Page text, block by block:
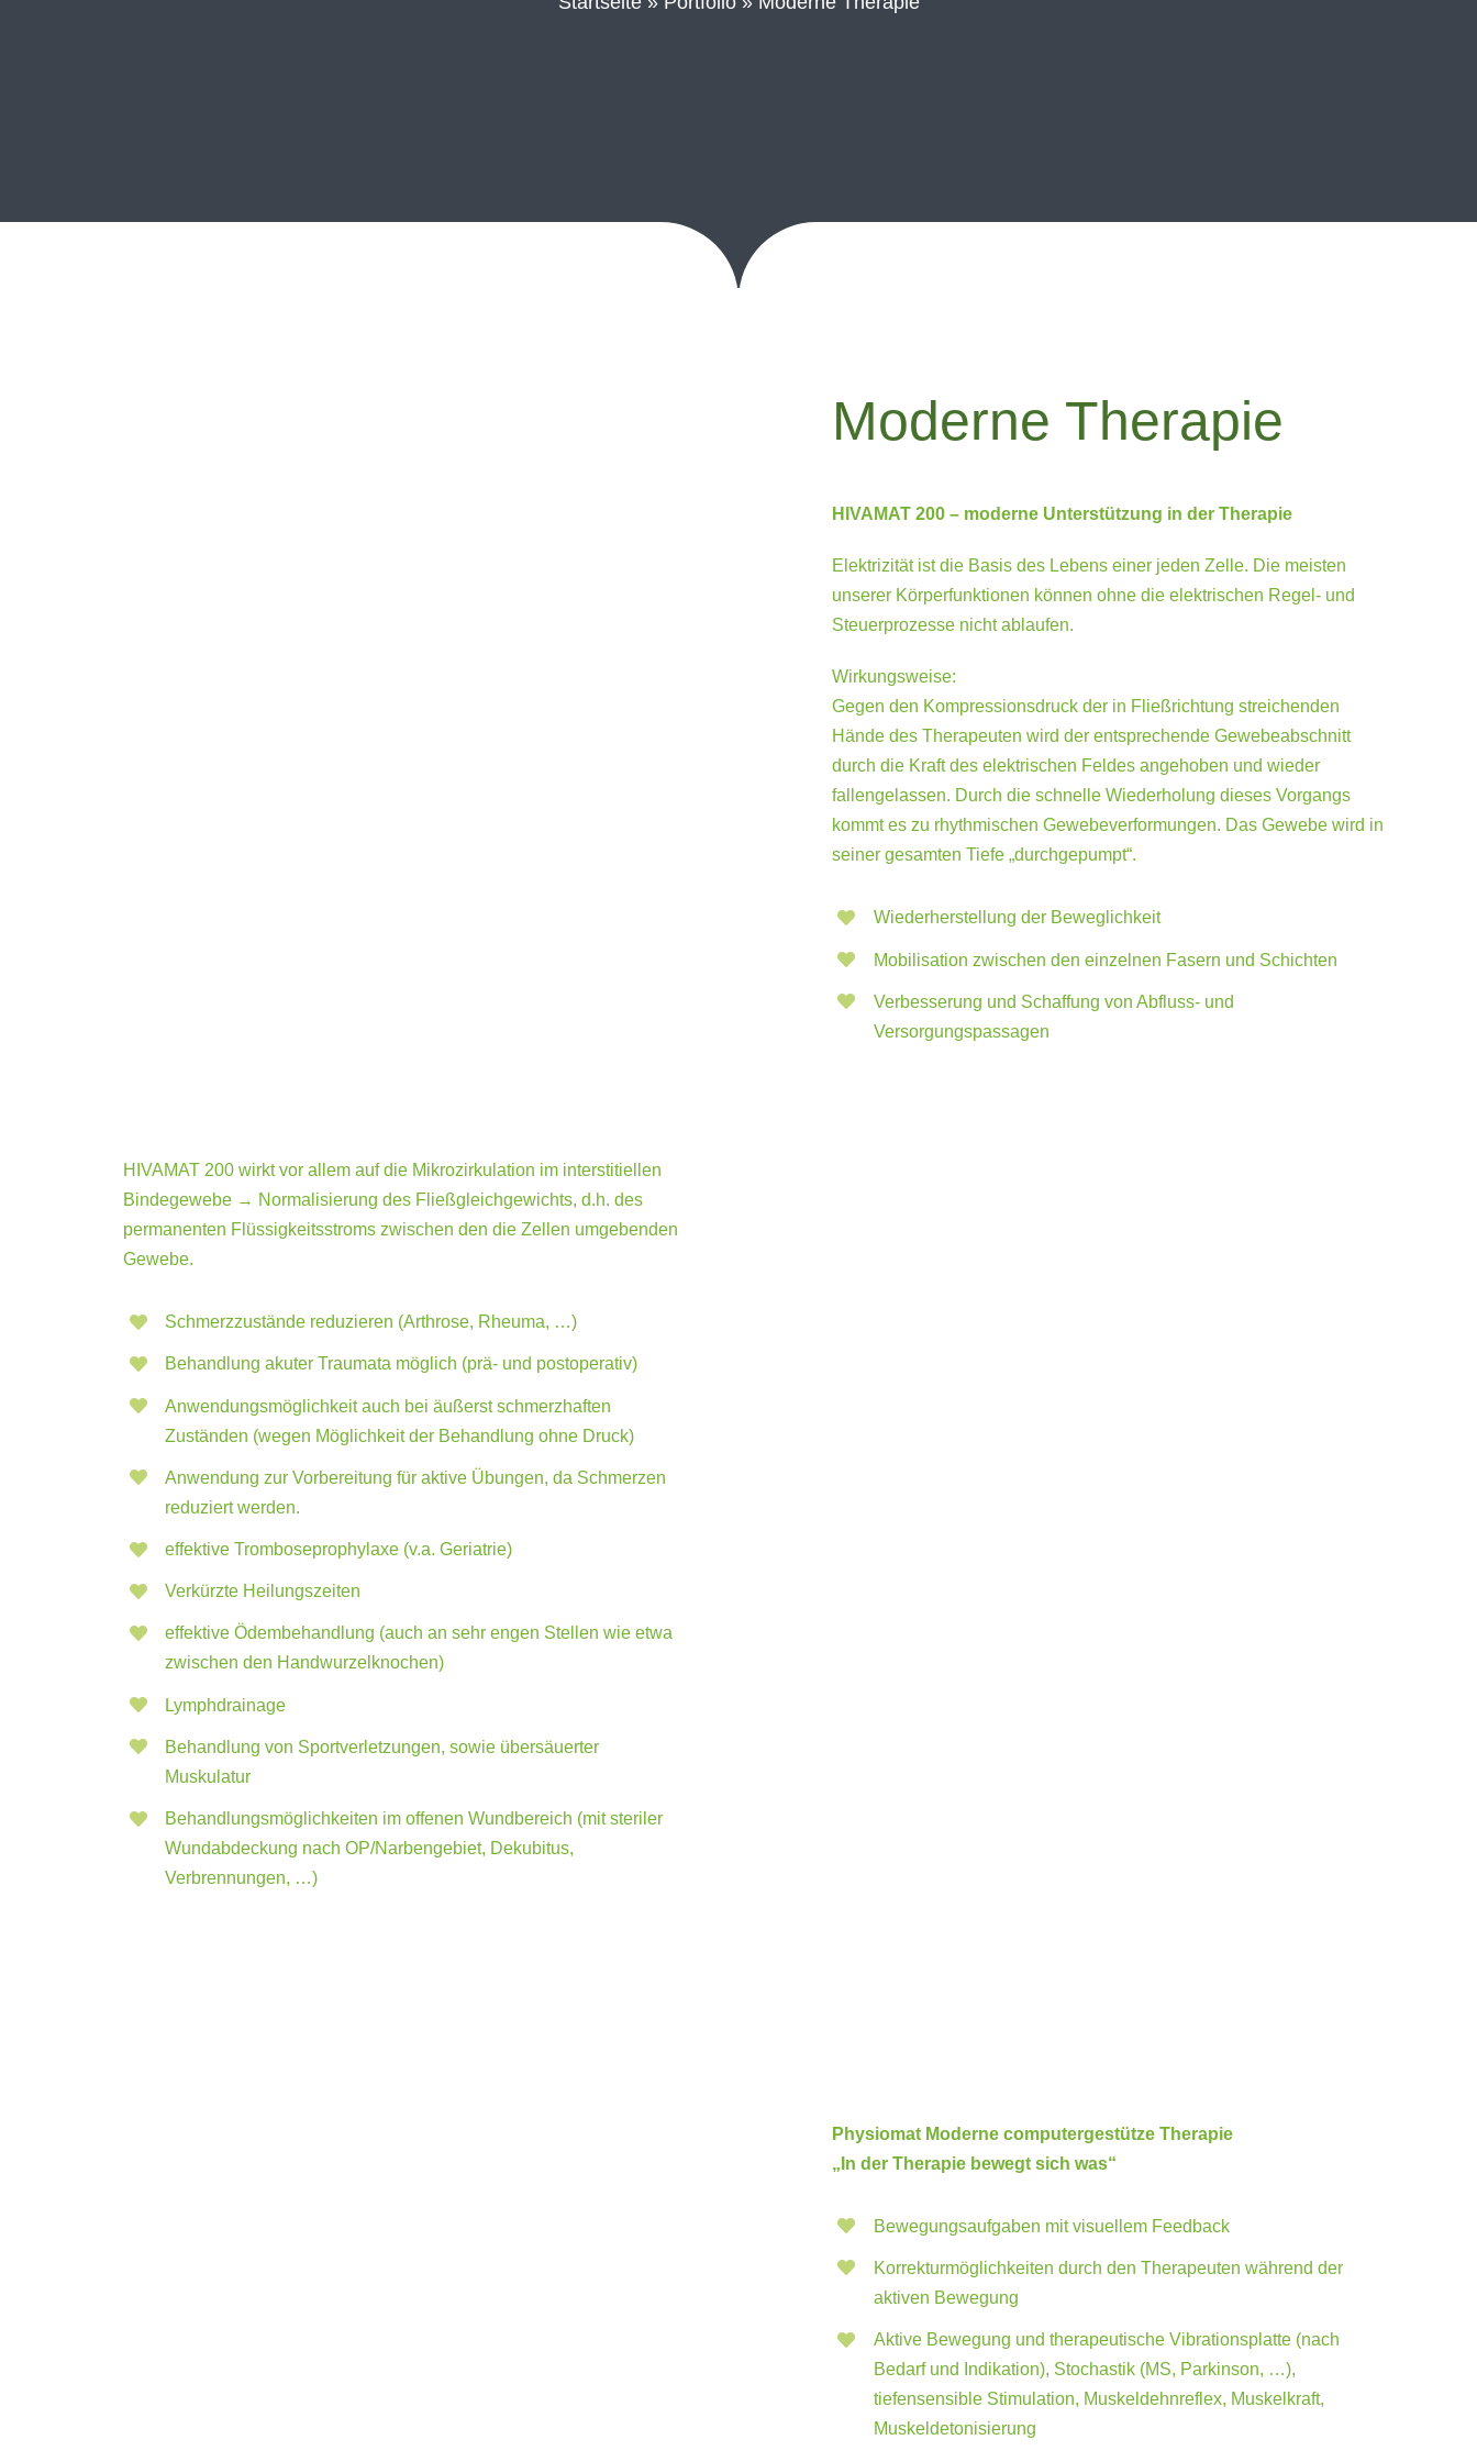
Moderne Therapie
HIVAMAT 200 – moderne Unterstützung in der Therapie
Elektrizität ist die Basis des Lebens einer jeden Zelle. Die meisten
unserer Körperfunktionen können ohne die elektrischen Regel- und
Steuerprozesse nicht ablaufen.
Wirkungsweise:
Gegen den Kompressionsdruck der in Fließrichtung streichenden
Hände des Therapeuten wird der entsprechende Gewebeabschnitt
durch die Kraft des elektrischen Feldes angehoben und wieder
fallengelassen. Durch die schnelle Wiederholung dieses Vorgangs
kommt es zu rhythmischen Gewebeverformungen. Das Gewebe wird in
seiner gesamten Tiefe „durchgepumpt“.
Wiederherstellung der Beweglichkeit
Mobilisation zwischen den einzelnen Fasern und Schichten
Verbesserung und Schaffung von Abfluss- und
Versorgungspassagen
HIVAMAT 200 wirkt vor allem auf die Mikrozirkulation im interstitiellen
Bindegewebe → Normalisierung des Fließgleichgewichts, d.h. des
permanenten Flüssigkeitsstroms zwischen den die Zellen umgebenden
Gewebe.
Schmerzzustände reduzieren (Arthrose, Rheuma, …)
Behandlung akuter Traumata möglich (prä- und postoperativ)
Anwendungsmöglichkeit auch bei äußerst schmerzhaften
Zuständen (wegen Möglichkeit der Behandlung ohne Druck)
Anwendung zur Vorbereitung für aktive Übungen, da Schmerzen
reduziert werden.
effektive Tromboseprophylaxe (v.a. Geriatrie)
Verkürzte Heilungszeiten
effektive Ödembehandlung (auch an sehr engen Stellen wie etwa
zwischen den Handwurzelknochen)
Lymphdrainage
Behandlung von Sportverletzungen, sowie übersäuerter
Muskulatur
Behandlungsmöglichkeiten im offenen Wundbereich (mit steriler
Wundabdeckung nach OP/Narbengebiet, Dekubitus,
Verbrennungen, …)
Physiomat Moderne computergestütze Therapie
„In der Therapie bewegt sich was“
Bewegungsaufgaben mit visuellem Feedback
Korrekturmöglichkeiten durch den Therapeuten während der
aktiven Bewegung
Aktive Bewegung und therapeutische Vibrationsplatte (nach
Bedarf und Indikation), Stochastik (MS, Parkinson, …),
tiefensensible Stimulation, Muskeldehnreflex, Muskelkraft,
Muskeldetonisierung